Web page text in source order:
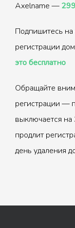
Axelname —
Подпишитесь
регистрации
это бесплатно
Обращайте
регистрации —
выключается на
продлит
день удаления